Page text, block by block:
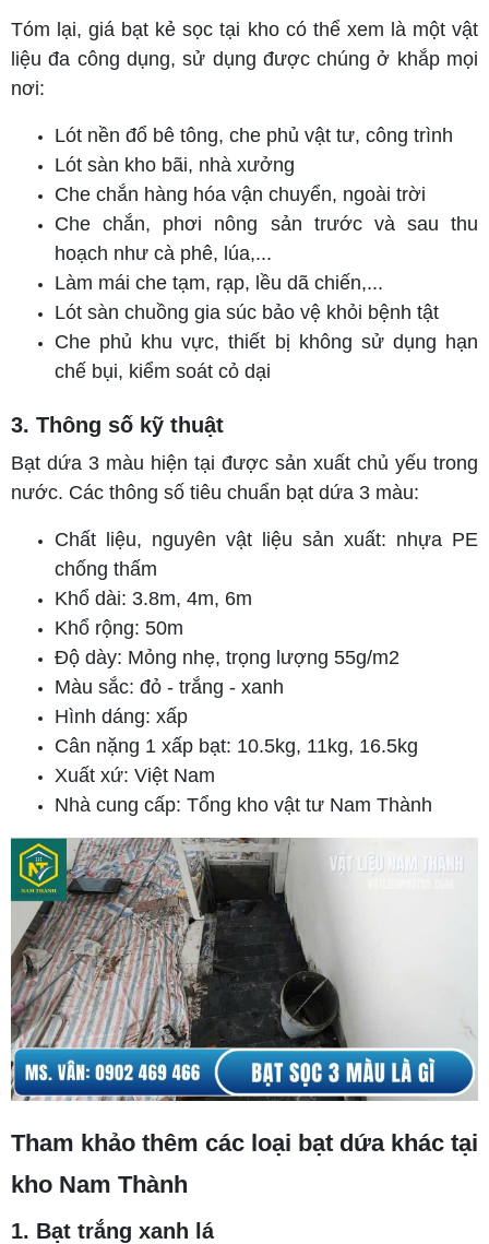
Tóm lại, giá bạt kẻ sọc tại kho có thể xem là một vật
liệu đa công dụng, sử dụng được chúng ở khắp mọi
nơi:
Lót nền đổ bê tông, che phủ vật tư, công trình
Lót sàn kho bãi, nhà xưởng
Che chắn hàng hóa vận chuyển, ngoài trời
Che chắn, phơi nông sản trước và sau thu
hoạch như cà phê, lúa,...
Làm mái che tạm, rạp, lều dã chiến,...
Lót sàn chuồng gia súc bảo vệ khỏi bệnh tật
Che phủ khu vực, thiết bị không sử dụng hạn
chế bụi, kiểm soát cỏ dại
3. Thông số kỹ thuật
Bạt dứa 3 màu hiện tại được sản xuất chủ yếu trong
nước. Các thông số tiêu chuẩn bạt dứa 3 màu:
Chất liệu, nguyên vật liệu sản xuất: nhựa PE
chống thấm
Khổ dài: 3.8m, 4m, 6m
Khổ rộng: 50m
Độ dày: Mỏng nhẹ, trọng lượng 55g/m2
Màu sắc: đỏ - trắng - xanh
Hình dáng: xấp
Cân nặng 1 xấp bạt: 10.5kg, 11kg, 16.5kg
Xuất xứ: Việt Nam
Nhà cung cấp: Tổng kho vật tư Nam Thành
Tham khảo thêm các loại bạt dứa khác tại
kho Nam Thành
1. Bạt trắng xanh lá